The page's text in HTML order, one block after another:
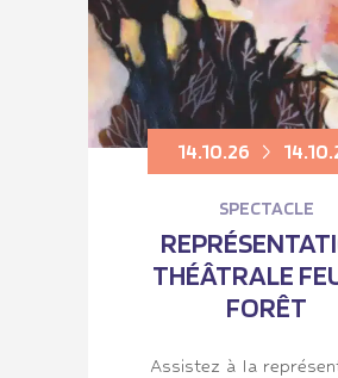
14.10.26
SPECTACLE
THÉÂTRALE
FORÊT
Assistez à la